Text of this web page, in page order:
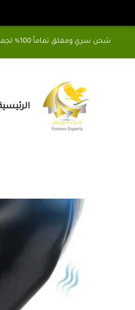
شحن سري ومغلق تماماً 100% لجميع طلبات العناية الخاصة – خصوصيتك أولويتنا